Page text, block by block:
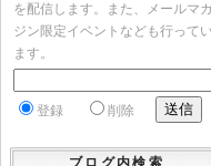
を配信します。また、メールマ
ジン限定イベントなども行ってい
ます。
登録 削除
ブログ内検索